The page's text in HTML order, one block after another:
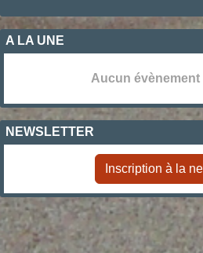
A LA UNE
Aucun évènement
NEWSLETTER
Inscription à la